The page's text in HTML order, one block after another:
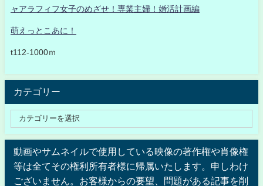
ャアラフィフ女子のめざせ！専業主婦！婚活計画編
萌えっとこあに！
t112-1000ｍ
カテゴリー
動画やサムネイルで使用している映像の著作権や肖像権
等は全てその権利所有者様に帰属いたします。申しわけ
ございません。お客様からの要望、問題がある記事を削